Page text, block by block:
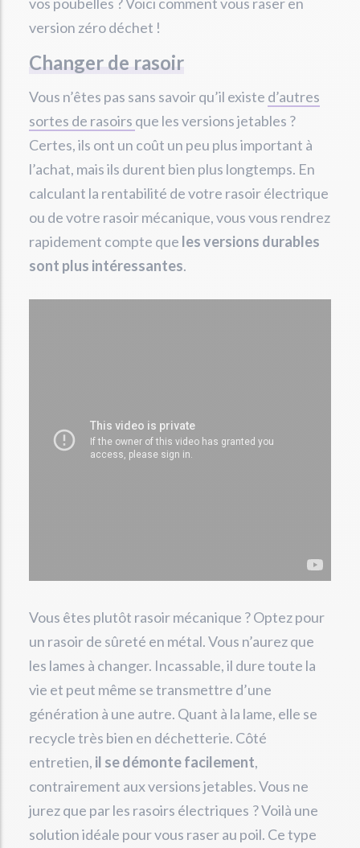
version zéro déchet !
Changer de rasoir
Vous n’êtes pas sans savoir qu’il existe d’autres
sortes de rasoirs que les versions jetables ?
Certes, ils ont un coût un peu plus important à
l’achat, mais ils durent bien plus longtemps. En
calculant la rentabilité de votre rasoir électrique
ou de votre rasoir mécanique, vous vous rendrez
rapidement compte que les versions durables
sont plus intéressantes.
Vous êtes plutôt rasoir mécanique ? Optez pour
un rasoir de sûreté en métal. Vous n’aurez que
les lames à changer. Incassable, il dure toute la
vie et peut même se transmettre d’une
génération à une autre. Quant à la lame, elle se
recycle très bien en déchetterie. Côté
entretien, il se démonte facilement,
contrairement aux versions jetables. Vous ne
jurez que par les rasoirs électriques ? Voilà une
solution idéale pour vous raser au poil. Ce type